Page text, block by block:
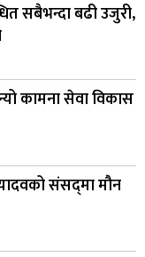
सबैभन्दा बढी उजुरी,
कामना सेवा विकास
संसद्‌मा मौन